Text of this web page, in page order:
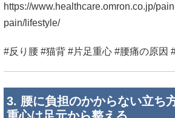
https://www.healthcare.omron.co.jp/
pain/lifestyle/
#反り腰 #猫背 #片足重心 #腰痛の原因
3. 腰に負担のかからない立ち